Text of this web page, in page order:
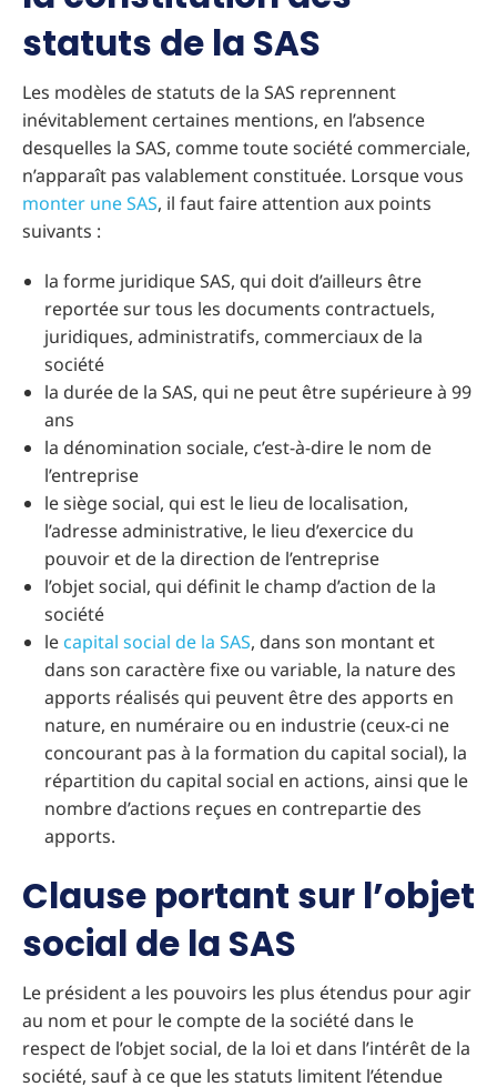
statuts de la SAS
Les modèles de statuts de la SAS reprennent
inévitablement certaines mentions, en l’absence
desquelles la SAS, comme toute société commerciale,
n’apparaît pas valablement constituée. Lorsque vous
monter une SAS, il faut faire attention aux points
suivants :
la forme juridique SAS, qui doit d’ailleurs être
reportée sur tous les documents contractuels,
juridiques, administratifs, commerciaux de la
société
la durée de la SAS, qui ne peut être supérieure à 99
ans
la dénomination sociale, c’est-à-dire le nom de
l’entreprise
le siège social, qui est le lieu de localisation,
l’adresse administrative, le lieu d’exercice du
pouvoir et de la direction de l’entreprise
l’objet social, qui définit le champ d’action de la
société
le capital social de la SAS, dans son montant et
dans son caractère fixe ou variable, la nature des
apports réalisés qui peuvent être des apports en
nature, en numéraire ou en industrie (ceux-ci ne
concourant pas à la formation du capital social), la
répartition du capital social en actions, ainsi que le
nombre d’actions reçues en contrepartie des
apports.
Clause portant sur l’objet
social de la SAS
Le président a les pouvoirs les plus étendus pour agir
au nom et pour le compte de la société dans le
respect de l’objet social, de la loi et dans l’intérêt de la
société, sauf à ce que les statuts limitent l’étendue